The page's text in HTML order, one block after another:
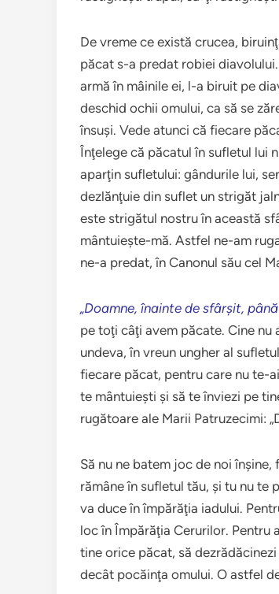
De vreme ce există crucea,
păcat s-a predat robiei
armă în mâinile ei, l-a biruit pe
deschid ochii omului, ca să se
însuşi. Vede atunci că fiecare
Înţelege că păcatul în sufletul lui
aparţin sufletului: gândurile lui,
dezlănţuie din suflet un strigăt
este strigătul nostru în această
mântuieşte-mă. Astfel ne-am
ne-a predat, în Canonul său cel
„Doamne, înainte de sfârşit,
pe toţi câţi avem păcate. Cine nu
undeva, în vreun ungher al
fiecare păcat, pentru care nu te-
te mântuieşti şi să te înviezi pe
rugătoare ale Marii Patruzecimi:
Să nu ne batem joc de noi
rămâne în sufletul tău, şi tu nu te
va duce în împărăţia iadului.
loc în Împărăţia Cerurilor.
tine orice păcat, să
decât pocăinţa omului. O astfel